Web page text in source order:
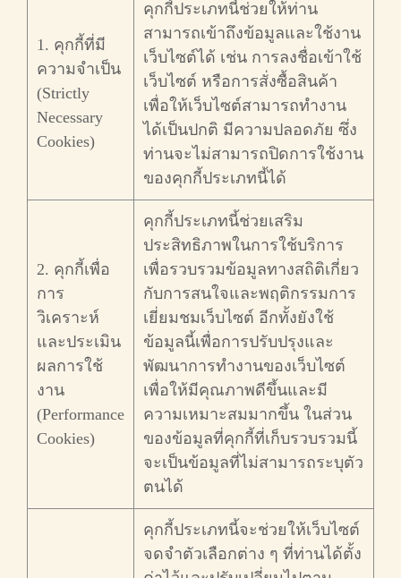
1. คุกกี้ที่มี
ความจำเป็น
(Strictly
Necessary
Cookies)
คุกกี้ประเภทนี้ช่วยให้ท่าน
สามารถเข้าถึงข้อมูลและใช้งาน
เว็บไซต์ได้ เช่น การลงชื่อเข้าใช้
เว็บไซต์ หรือการสั่งซื้อสินค้า
เพื่อให้เว็บไซต์สามารถทำงาน
ได้เป็นปกติ มีความปลอดภัย ซึ่ง
ท่านจะไม่สามารถปิดการใช้งาน
ของคุกกี้ประเภทนี้ได้
2. คุกกี้เพื่อ
การ
วิเคราะห์
และประเมิน
ผลการใช้
งาน
(Performance
Cookies)
คุกกี้ประเภทนี้ช่วยเสริม
ประสิทธิภาพในการใช้บริการ
เพื่อรวบรวมข้อมูลทางสถิติเกี่ยว
กับการสนใจและพฤติกรรมการ
เยี่ยมชมเว็บไซต์ อีกทั้งยังใช้
ข้อมูลนี้เพื่อการปรับปรุงและ
พัฒนาการทำงานของเว็บไซต์
เพื่อให้มีคุณภาพดีขึ้นและมี
ความเหมาะสมมากขึ้น ในส่วน
ของข้อมูลที่คุกกี้ที่เก็บรวบรวมนี้
จะเป็นข้อมูลที่ไม่สามารถระบุตัว
ตนได้
คุกกี้ประเภทนี้จะช่วยให้เว็บไซต์
จดจำตัวเลือกต่าง ๆ ที่ท่านได้ตั้ง